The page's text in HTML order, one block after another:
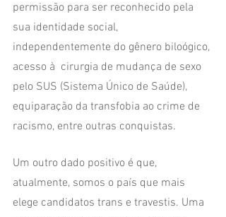
permissão para ser reconhecido pela
sua identidade social,
independentemente do gênero biloógico,
acesso à  cirurgia de mudança de sexo
pelo SUS (Sistema Único de Saúde),
equiparação da transfobia ao crime de
racismo, entre outras conquistas.
Um outro dado positivo é que,
atualmente, somos o país que mais
elege candidatos trans e travestis. Uma